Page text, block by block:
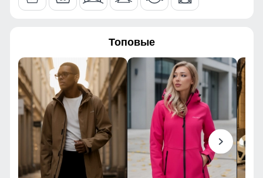
40
108
112
43
Фурнитура YKK
Конструктивные особенности
Покрой
Полуприлегающий /
свободный
Длина изделия До бедра
Тип рукава Длинный
Внутренние карманы Есть
Тип карманов
Боковые врезные карманы
Топовые